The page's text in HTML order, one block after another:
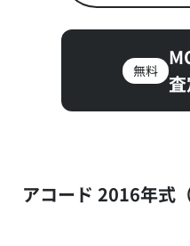
無料
アコード 2016年式